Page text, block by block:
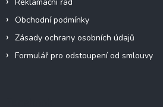
Obchodní podmínky
Zásady ochrany osobních údajů
Formulář pro odstoupení od smlouvy